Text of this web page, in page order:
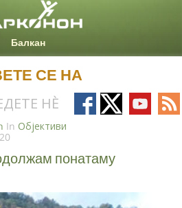
Macedonian
СЕ НА
НÈ
Follow
on
Follow
on
Follow
on
on
In Oбјективи
понатаму